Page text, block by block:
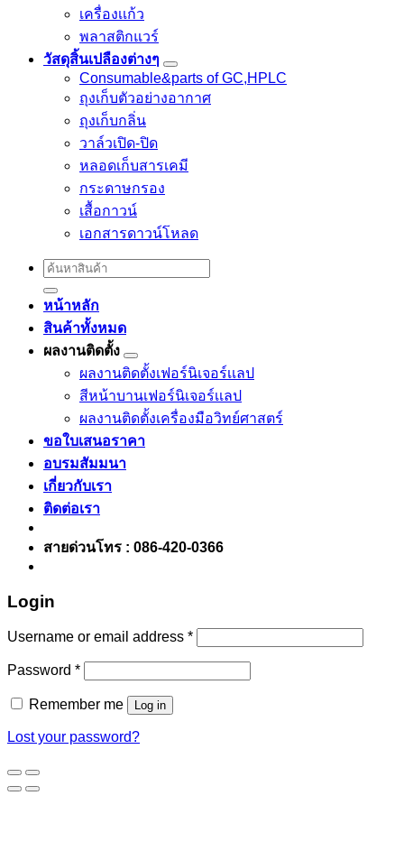
เครื่องเเก้ว
พลาสติกแวร์
วัสดุสิ้นเปลืองต่างๆ
Consumable&parts of GC,HPLC
ถุงเก็บตัวอย่างอากาศ
ถุงเก็บกลิ่น
วาล์วเปิด-ปิด
หลอดเก็บสารเคมี
กระดาษกรอง
เสื้อกาวน์
เอกสารดาวน์โหลด
Search
for:
หน้าหลัก
สินค้าทั้งหมด
ผลงานติดตั้ง
ผลงานติดตั้งเฟอร์นิเจอร์เเลป
สีหน้าบานเฟอร์นิเจอร์เเลป
ผลงานติดตั้งเครื่องมือวิทย์ศาสตร์
ขอใบเสนอราคา
อบรมสัมมนา
เกี่ยวกับเรา
ติดต่อเรา
สายด่วนโทร : 086-420-0366
Login
Username or email address *
Password *
Remember me Log in
Lost your password?